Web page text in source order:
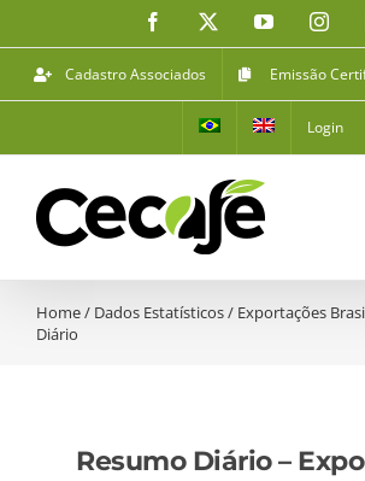
conteúdo
Facebook YouTube
Cadastro Associados Emissão
Login
Home/ Dados Estatísticos/ Exportações
Diário
Resumo Diário –